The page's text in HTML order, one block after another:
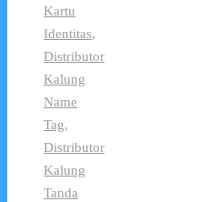
Kartu
Identitas,
Distributor
Kalung
Name
Tag,
Distributor
Kalung
Tanda